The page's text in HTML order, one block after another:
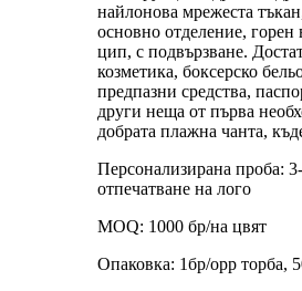
найлонова мрежеста
основно отделение,
цип, с подвързване.
козметика, боксерско
предпазни средства,
други неща от първа
добрата плажна чанта,
Персонализирана проба:
отпечатване на лого
MOQ: 1000 бр/на цвят
Опаковка: 1бр/opp торба,